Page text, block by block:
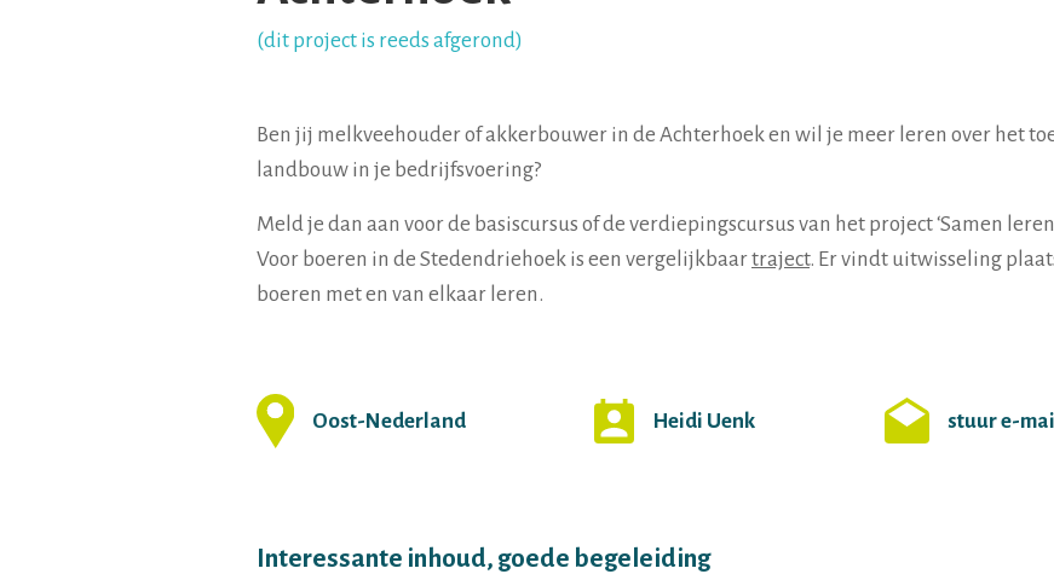
(dit project is reeds afgerond)
Ben jij melkveehouder of akkerbouwer in de Achterhoek en wil je meer leren over het
landbouw in je bedrijfsvoering?
Meld je dan aan voor de basiscursus of de verdiepingscursus van het project ‘Samen
Voor boeren in de Stedendriehoek is een vergelijkbaartraject. Er vindt uitwisseling
boeren met en van elkaar leren.
Oost-Nederland Heidi Uenk stuur e-mail
Interessante inhoud, goede begeleiding